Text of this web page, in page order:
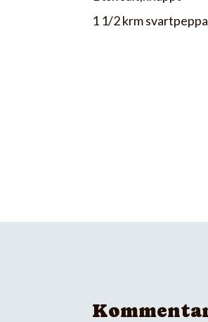
1 1/2 krm